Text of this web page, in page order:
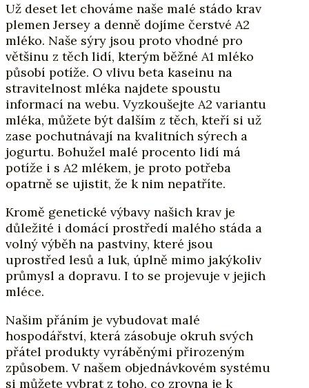
Už deset let chováme naše malé stádo krav
plemen Jersey a denně dojíme čerstvé A2
mléko. Naše sýry jsou proto vhodné pro
většinu z těch lidí, kterým běžné A1 mléko
působí potíže. O vlivu beta kaseinu na
stravitelnost mléka najdete spoustu
informací na webu. Vyzkoušejte A2 variantu
mléka, můžete být dalším z těch, kteří si už
zase pochutnávají na kvalitních sýrech a
jogurtu. Bohužel malé procento lidí má
potíže i s A2 mlékem, je proto potřeba
opatrně se ujistit, že k nim nepatříte.
Kromě genetické výbavy našich krav je
důležité i domácí prostředí malého stáda a
volný výběh na pastviny, které jsou
uprostřed lesů a luk, úplně mimo jakýkoliv
průmysl a dopravu. I to se projevuje v jejich
mléce.
Našim přáním je vybudovat malé
hospodářství, která zásobuje okruh svých
přátel produkty vyráběnými přirozeným
způsobem. V našem objednávkovém systému
si můžete vybrat z toho, co zrovna je k